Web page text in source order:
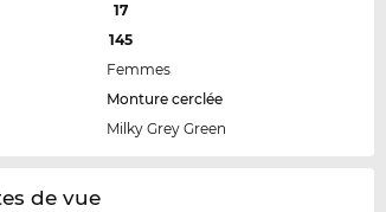
17
145
Femmes
Monture cerclée
Milky Grey Green
de vue